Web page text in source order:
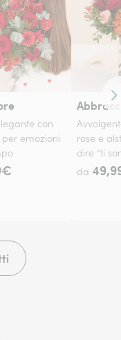
con
per emozioni
rose e
dire “ti
da